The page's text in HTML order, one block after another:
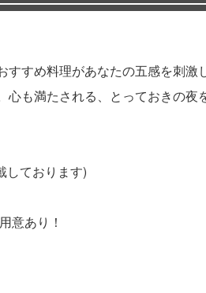
すめ料理があなたの五感を刺激
も満たされる、とっておきの夜を
しております)
意あり！